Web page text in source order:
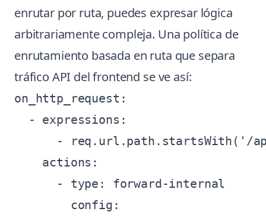
enrutar por ruta, puedes expresar lógica
arbitrariamente compleja. Una política de
enrutamiento basada en ruta que separa
tráfico API del frontend se ve así:
on_http_request:
  - expressions:
- req.url.path.startsWith('/
    actions:
      - type: forward-internal
        config: